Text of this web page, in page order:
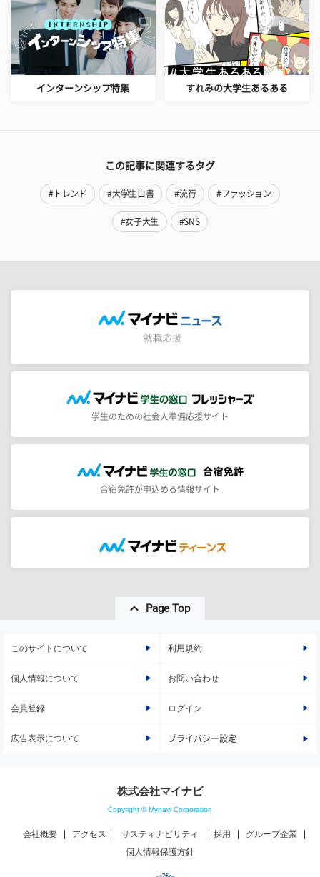
インターンシップ特集 すれみの大学生あるある
この記事に関連するタグ
#トレンド #大学生白書 #流行 #ファッション
#女子大生 #SNS
学生のための社会人準備応援サイト
合宿免許が申込める情報サイト
Page Top
このサイトについて 利用規約
個人情報について お問い合わせ
会員登録 ログイン
広告表示について プライバシー設定
株式会社マイナビ
Copyright © Mynavi Corporation
会社概要 アクセス サスティナビリティ 採用
グループ企業
個人情報保護方針